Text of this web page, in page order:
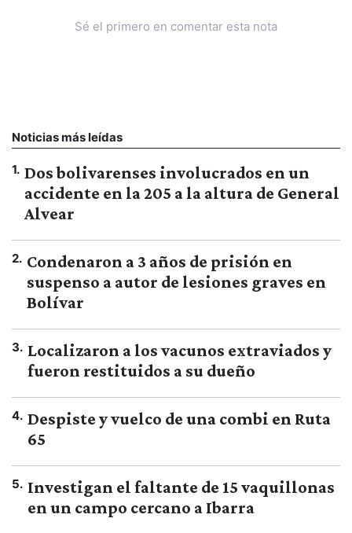
Sé el primero en comentar esta nota
Noticias más leídas
1. Dos bolivarenses involucrados en un
accidente en la 205 a la altura de General
Alvear
2. Condenaron a 3 años de prisión en
suspenso a autor de lesiones graves en
Bolívar
3. Localizaron a los vacunos extraviados y
fueron restituidos a su dueño
4. Despiste y vuelco de una combi en Ruta
65
5. Investigan el faltante de 15 vaquillonas
en un campo cercano a Ibarra